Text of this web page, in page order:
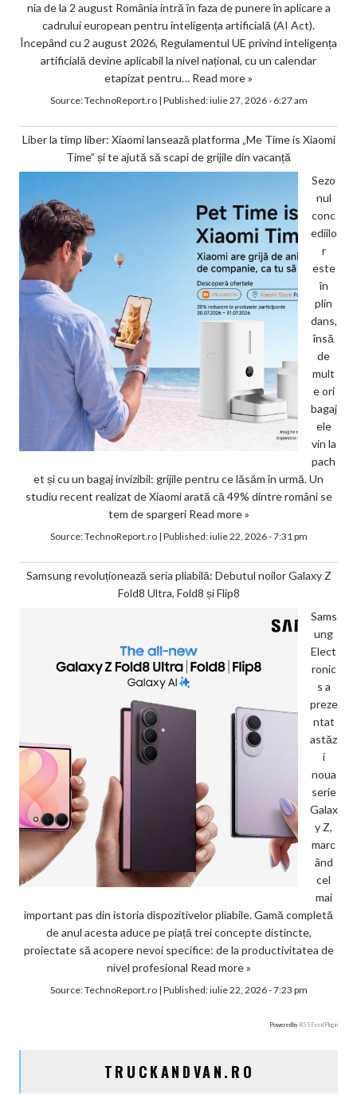
nia de la 2 august România intră în faza de punere în aplicare a
cadrului european pentru inteligența artificială (AI Act).
Începând cu 2 august 2026, Regulamentul UE privind inteligența
artificială devine aplicabil la nivel național, cu un calendar
etapizat pentru… Read more »
Source:TechnoReport.ro| Published:iulie 27, 2026 - 6:27 am
Liber la timp liber: Xiaomi lansează platforma „Me Time is Xiaomi
Time” și te ajută să scapi de grijile din vacanță
Sezo
nul
conc
ediilo
r
este
în
plin
dans,
însă
de
mult
e ori
bagaj
ele
vin la
pach
et și cu un bagaj invizibil: grijile pentru ce lăsăm în urmă. Un
studiu recent realizat de Xiaomi arată că 49% dintre români se
tem de spargeri Read more »
Source:TechnoReport.ro| Published:iulie 22, 2026 - 7:31 pm
Samsung revoluționează seria pliabilă: Debutul noilor Galaxy Z
Fold8 Ultra, Fold8 și Flip8
Sams
ung
Elect
ronic
s a
preze
ntat
astăz
i
noua
serie
Galax
y Z,
marc
ând
cel
mai
important pas din istoria dispozitivelor pliabile. Gamă completă
de anul acesta aduce pe piață trei concepte distincte,
proiectate să acopere nevoi specifice: de la productivitatea de
nivel profesional Read more »
Source:TechnoReport.ro| Published:iulie 22, 2026 - 7:23 pm
Powered by RSS Feed Plugin
TRUCKANDVAN.RO